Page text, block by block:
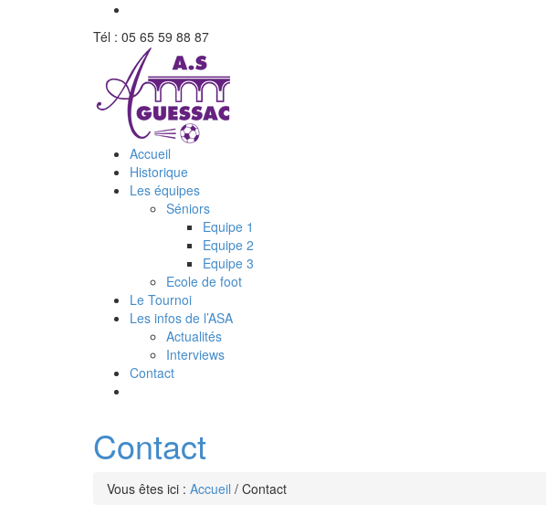
Tél : 05 65 59 88 87
Accueil
Historique
Les équipes
Séniors
Equipe 1
Equipe 2
Equipe 3
Ecole de foot
Le Tournoi
Les infos de l’ASA
Actualités
Interviews
Contact
Contact
Vous êtes ici : Accueil / Contact